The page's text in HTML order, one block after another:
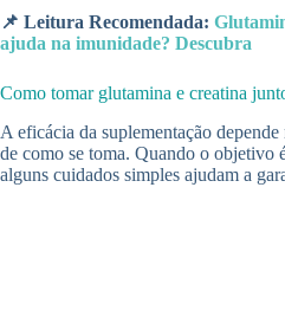
📌 Leitura Recomendada:
ajuda na imunidade? Descubra
Como tomar glutamina e creatina
A eficácia da suplementação
de como se toma. Quando o objetivo
alguns cuidados simples ajudam a